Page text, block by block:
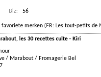
Blz:
56
favoriete merken (FR: Les tout-petits de
les 30 recettes culte - Kiri
/ Marabout / Fromagerie Bel